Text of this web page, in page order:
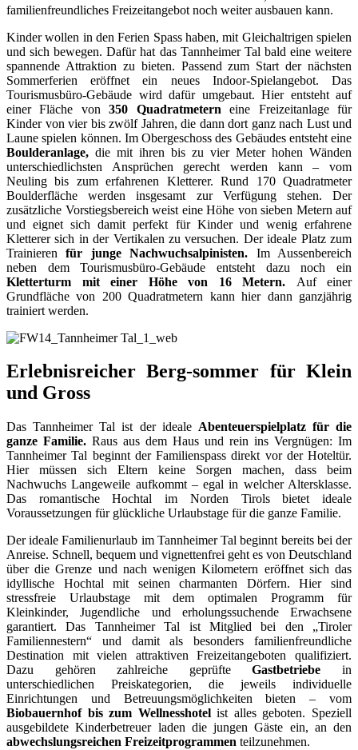
familienfreundliches Freizeitangebot noch weiter ausbauen kann.
Kinder wollen in den Ferien Spass haben, mit Gleichaltrigen spielen
und sich bewegen. Dafür hat das Tannheimer Tal bald eine weitere
spannende Attraktion zu bieten. Passend zum Start der nächsten
Sommerferien eröffnet ein neues Indoor-Spielangebot. Das
Tourismusbüro-Gebäude wird dafür umgebaut. Hier entsteht auf
einer Fläche von350 Quadratmetern eine Freizeitanlage für
Kinder von vier bis zwölf Jahren, die dann dort ganz nach Lust und
Laune spielen können. Im Obergeschoss des Gebäudes entsteht eine
Boulderanlage, die mit ihren bis zu vier Meter hohen Wänden
unterschiedlichsten Ansprüchen gerecht werden kann – vom
Neuling bis zum erfahrenen Kletterer. Rund 170 Quadratmeter
Boulderfläche werden insgesamt zur Verfügung stehen. Der
zusätzliche Vorstiegsbereich weist eine Höhe von sieben Metern auf
und eignet sich damit perfekt für Kinder und wenig erfahrene
Kletterer sich in der Vertikalen zu versuchen. Der ideale Platz zum
Trainieren für junge Nachwuchsalpinisten. Im Aussenbereich
neben dem Tourismusbüro-Gebäude entsteht dazu noch ein
Kletterturm mit einer Höhe von 16 Metern. Auf einer
Grundfläche von 200 Quadratmetern kann hier dann ganzjährig
trainiert werden.
Erlebnisreicher Berg-sommer für Klein
und Gross
Das Tannheimer Tal ist der ideale Abenteuerspielplatz für die
ganze Familie. Raus aus dem Haus und rein ins Vergnügen: Im
Tannheimer Tal beginnt der Familienspass direkt vor der Hoteltür.
Hier müssen sich Eltern keine Sorgen machen, dass beim
Nachwuchs Langeweile aufkommt – egal in welcher Altersklasse.
Das romantische Hochtal im Norden Tirols bietet ideale
Voraussetzungen für glückliche Urlaubstage für die ganze Familie.
Der ideale Familienurlaub im Tannheimer Tal beginnt bereits bei der
Anreise. Schnell, bequem und vignettenfrei geht es von Deutschland
über die Grenze und nach wenigen Kilometern eröffnet sich das
idyllische Hochtal mit seinen charmanten Dörfern. Hier sind
stressfreie Urlaubstage mit dem optimalen Programm für
Kleinkinder, Jugendliche und erholungssuchende Erwachsene
garantiert. Das Tannheimer Tal ist Mitglied bei den „Tiroler
Familiennestern“ und damit als besonders familienfreundliche
Destination mit vielen attraktiven Freizeitangeboten qualifiziert.
Dazu gehören zahlreiche geprüfteGastbetriebein
unterschiedlichen Preiskategorien, die jeweils individuelle
Einrichtungen und Betreuungsmöglichkeiten bieten – vom
Biobauernhof bis zum Wellnesshotelist alles geboten. Speziell
ausgebildete Kinderbetreuer laden die jungen Gäste ein, an den
abwechslungsreichen Freizeitprogrammen teilzunehmen.